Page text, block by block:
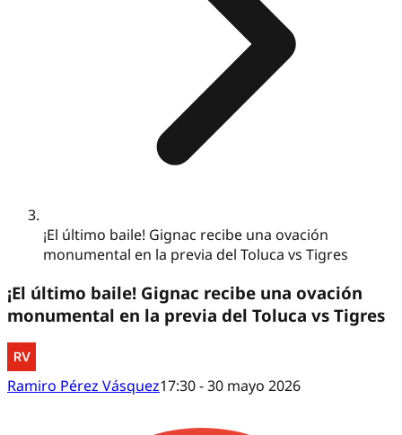
¡El último baile! Gignac recibe una ovación
monumental en la previa del Toluca vs Tigres
¡El último baile! Gignac recibe una ovación
monumental en la previa del Toluca vs Tigres
Ramiro Pérez Vásquez17:30 - 30 mayo 2026